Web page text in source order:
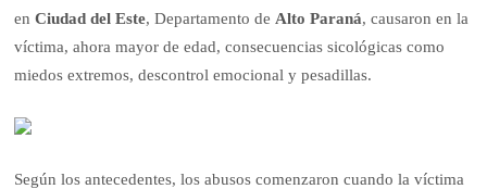
enCiudad del Este, Departamento de Alto Paraná, causaron en la
víctima, ahora mayor de edad, consecuencias sicológicas como
miedos extremos, descontrol emocional y pesadillas.
Según los antecedentes, los abusos comenzaron cuando la víctima